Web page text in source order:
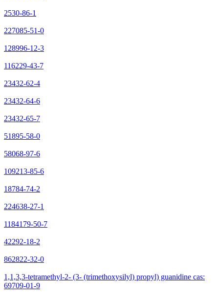
2530-86-1
227085-51-0
128996-12-3
116229-43-7
23432-62-4
23432-64-6
23432-65-7
51895-58-0
58068-97-6
109213-85-6
18784-74-2
224638-27-1
1184179-50-7
42292-18-2
862822-32-0
1,1,3,3-tetramethyl-2- (3- (trimethoxysilyl) propyl) guanidine cas:
69709-01-9